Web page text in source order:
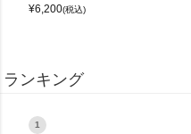
¥6,200(税込)
ランキング
1